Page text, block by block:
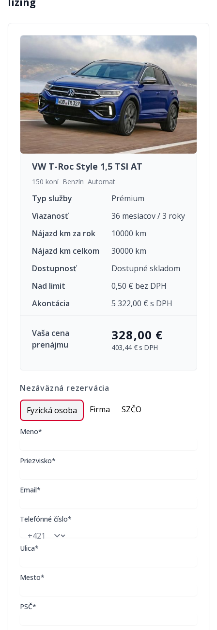
VW T-Roc Style 1,5 TSI AT
150 koní Benzín Automat
Typ služby
Prémium
Viazanosť
36 mesiacov / 3 roky
Nájazd km za rok
10000 km
Nájazd km celkom
30000 km
Dostupnosť
Dostupné skladom
Nad limit
0,50 € bez DPH
Akontácia
5 322,00 € s DPH
Vaša cena
prenájmu
328,00 €
403,44 €s DPH
Nezáväzná rezervácia
Fyzická osoba Firma SZČO
Meno*
Priezvisko*
Email*
Telefónné číslo*
Ulica*
Mesto*
PSČ*